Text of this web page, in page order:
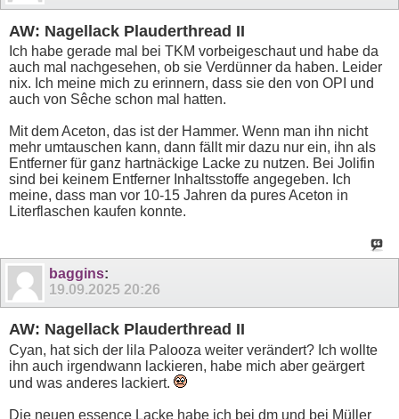
AW: Nagellack Plauderthread II
Ich habe gerade mal bei TKM vorbeigeschaut und habe da
auch mal nachgesehen, ob sie Verdünner da haben. Leider
nix. Ich meine mich zu erinnern, dass sie den von OPI und
auch von Sêche schon mal hatten.
Mit dem Aceton, das ist der Hammer. Wenn man ihn nicht
mehr umtauschen kann, dann fällt mir dazu nur ein, ihn als
Entferner für ganz hartnäckige Lacke zu nutzen. Bei Jolifin
sind bei keinem Entferner Inhaltsstoffe angegeben. Ich
meine, dass man vor 10-15 Jahren da pures Aceton in
Literflaschen kaufen konnte.
baggins:
19.09.2025 20:26
AW: Nagellack Plauderthread II
Cyan, hat sich der lila Palooza weiter verändert? Ich wollte
ihn auch irgendwann lackieren, habe mich aber geärgert
und was anderes lackiert.
Die neuen essence Lacke habe ich bei dm und bei Müller